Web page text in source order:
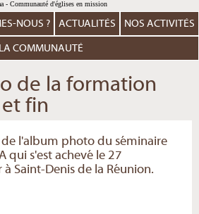
NOUS ? ACTUALITÉS NOS ACTIVITÉS
LA COMMUNAUTÉ
de la formation
et fin
de l'album photo du séminaire
qui s'est achevé le 27
Saint-Denis de la Réunion.